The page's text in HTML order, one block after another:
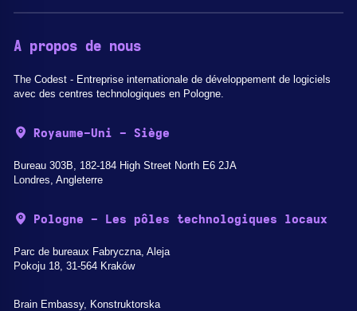
A propos de nous
The Codest - Entreprise internationale de développement de logiciels
avec des centres technologiques en Pologne.
Royaume-Uni - Siège
Bureau 303B, 182-184 High Street North E6 2JA
Londres, Angleterre
Pologne - Les pôles technologiques locaux
Parc de bureaux Fabryczna, Aleja
Pokoju 18, 31-564 Kraków
Brain Embassy, Konstruktorska